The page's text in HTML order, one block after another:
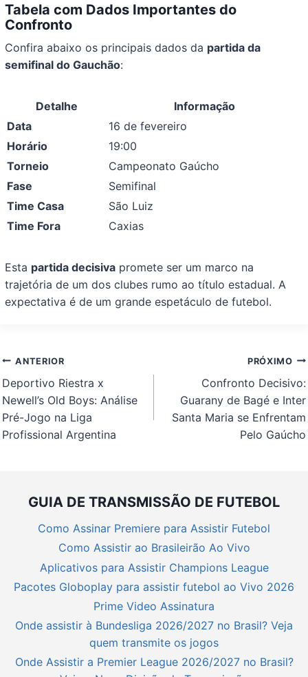
Tabela com Dados Importantes do
Confronto
Confira abaixo os principais dados da partida da
semifinal do Gauchão:
Detalhe
Informação
Data
16 de fevereiro
Horário
19:00
Torneio
Campeonato Gaúcho
Fase
Semifinal
Time Casa
São Luiz
Time Fora
Caxias
Esta partida decisiva promete ser um marco na
trajetória de um dos clubes rumo ao título estadual. A
expectativa é de um grande espetáculo de futebol.
Navegação
de
Post
ANTERIOR
Deportivo Riestra x
Newell’s Old Boys: Análise
Pré-Jogo na Liga
Profissional Argentina
PRÓXIMO
Confronto Decisivo:
Guarany de Bagé e Inter
Santa Maria se Enfrentam
Pelo Gaúcho
GUIA DE TRANSMISSÃO DE FUTEBOL
Como Assinar Premiere para Assistir Futebol
Como Assistir ao Brasileirão Ao Vivo
Aplicativos para Assistir Champions League
Pacotes Globoplay para assistir futebol ao Vivo 2026
Prime Video Assinatura
Onde assistir à Bundesliga 2026/2027 no Brasil? Veja
quem transmite os jogos
Onde Assistir a Premier League 2026/2027 no Brasil?